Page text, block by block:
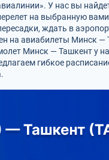
У нас вы
на выбранную
ждать в
на авиабилеты Минск
Минск — Ташкент у
гибкое